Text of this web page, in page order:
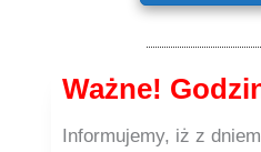
Ważne!
Informujemy, iż z